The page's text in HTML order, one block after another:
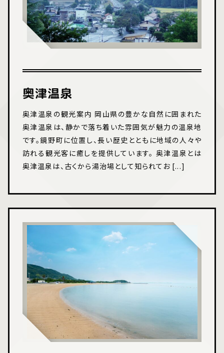
奥津温泉
奥津温泉の観光案内 岡山県の豊かな自然に囲まれた
奥津温泉は、静かで落ち着いた雰囲気が魅力の温泉地
です。鏡野町に位置し、長い歴史とともに地域の人々や
訪れる観光客に癒しを提供しています。 奥津温泉とは
奥津温泉は、古くから湯治場として知られてお [...]